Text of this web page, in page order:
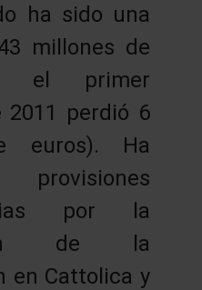
ha sido una
millones de
el primer
2011 perdió 6
euros). Ha
por la
de la
en Cattolica y